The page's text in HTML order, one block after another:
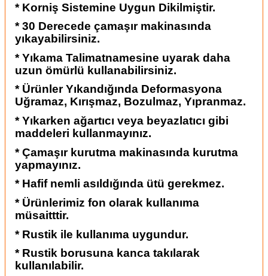
* Korniş Sistemine Uygun Dikilmiştir.
* 30 Derecede çamaşır makinasında
yıkayabilirsiniz.
* Yıkama Talimatnamesine uyarak daha
uzun ömürlü kullanabilirsiniz.
* Ürünler Yıkandığında Deformasyona
Uğramaz, Kırışmaz, Bozulmaz, Yıpranmaz.
* Yıkarken ağartıcı veya beyazlatıcı gibi
maddeleri kullanmayınız.
* Çamaşır kurutma makinasında kurutma
yapmayınız.
* Hafif nemli asıldığında ütü gerekmez.
* Ürünlerimiz fon olarak kullanıma
müsaitttir.
* Rustik ile kullanıma uygundur.
* Rustik borusuna kanca takılarak
kullanılabilir.